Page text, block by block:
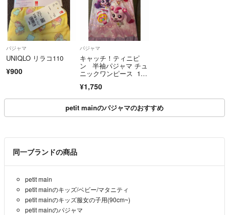
パジャマ
UNIQLO リラコ110
¥900
パジャマ
キャッチ！ティニピ
ン 半袖パジャマ チュ
ニックワンピース 120
¥1,750
petit mainのパジャマのおすすめ
同一ブランドの商品
petit main
petit mainのキッズ/ベビー/マタニティ
petit mainのキッズ服女の子用(90cm~)
petit mainのパジャマ